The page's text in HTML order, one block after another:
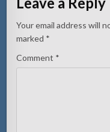
Your email address will
marked *
Comment *